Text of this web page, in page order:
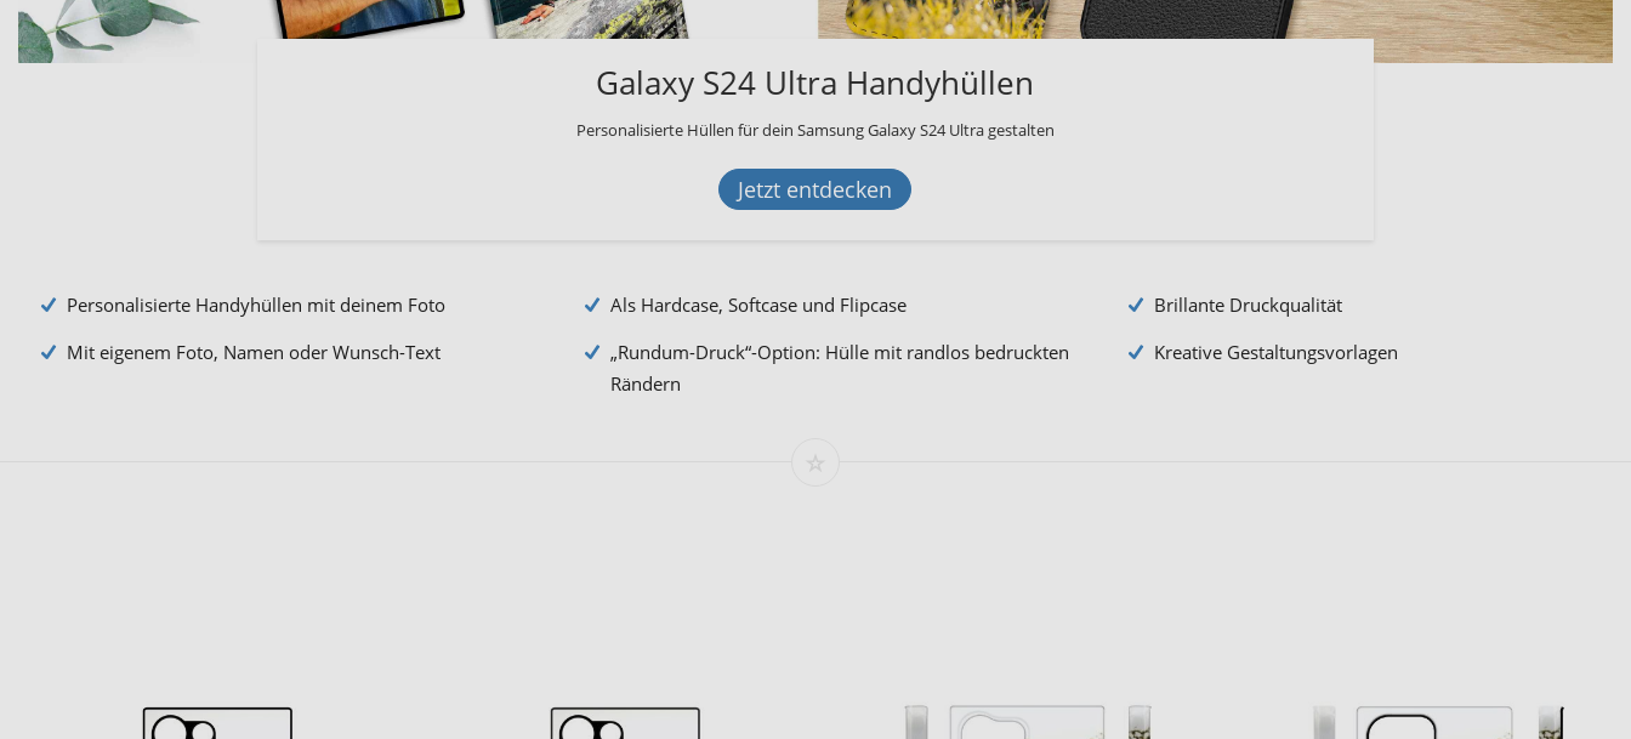
Galaxy S24 Ultra Handyhüllen
Personalisierte Hüllen für dein Samsung Galaxy S24 Ultra gestalten
Jetzt entdecken
Personalisierte Handyhüllen mit deinem Foto
Mit eigenem Foto, Namen oder Wunsch-Text
Als Hardcase, Softcase und Flipcase
„Rundum-Druck“-Option: Hülle mit randlos bedruckten
Rändern
Brillante Druckqualität
Kreative Gestaltungsvorlagen